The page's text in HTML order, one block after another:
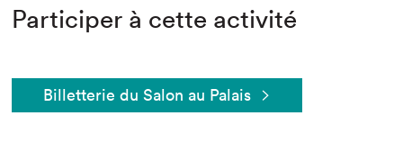
Participer à cette activité
Billetterie du Salon au Palais